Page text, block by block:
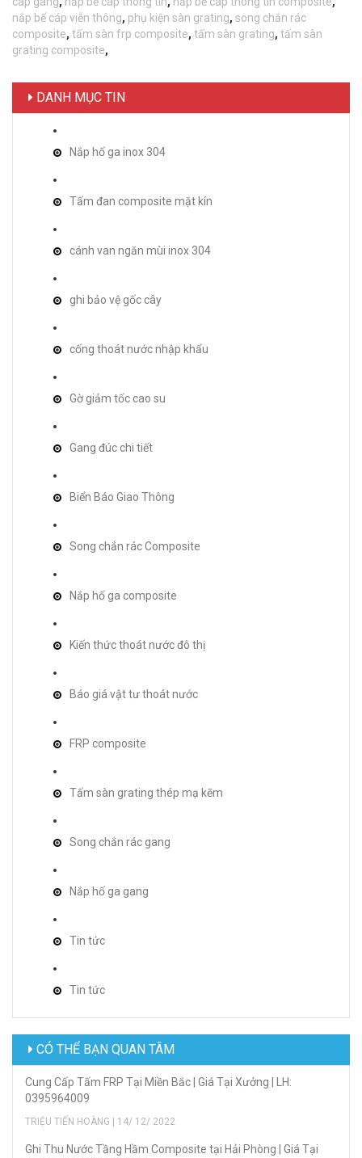
nắp bể cáp viễn thông, phụ kiện sàn grating, song chắn rác
composite, tấm sàn frp composite, tấm sàn grating, tấm sàn
grating composite,
DANH MỤC TIN
Nắp hố ga inox 304
Tấm đan composite mặt kín
cánh van ngăn mùi inox 304
ghi bảo vệ gốc cây
cống thoát nước nhập khẩu
Gờ giảm tốc cao su
Gang đúc chi tiết
Biển Báo Giao Thông
Song chắn rác Composite
Nắp hố ga composite
Kiến thức thoát nước đô thị
Báo giá vật tư thoát nước
FRP composite
Tấm sàn grating thép mạ kẽm
Song chắn rác gang
Nắp hố ga gang
Tin tức
Tin tức
CÓ THỂ BẠN QUAN TÂM
Cung Cấp Tấm FRP Tại Miền Bắc | Giá Tại Xưởng | LH:
0395964009
TRIỆU TIẾN HOÀNG | 14/ 12/ 2022
Ghi Thu Nước Tầng Hầm Composite tại Hải Phòng | Giá Tại